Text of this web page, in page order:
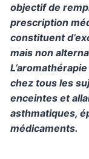
objectif de
prescription
constituent
mais non
chez tous les
enceintes et
asthmatiques,
médicaments.